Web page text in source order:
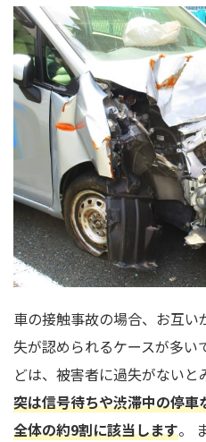
車の接触事故の場合、お互
失が認められるケースが多い
どは、被害者に過失がないと
突は信号待ちや渋滞中の停
全体の約9割に該当します。